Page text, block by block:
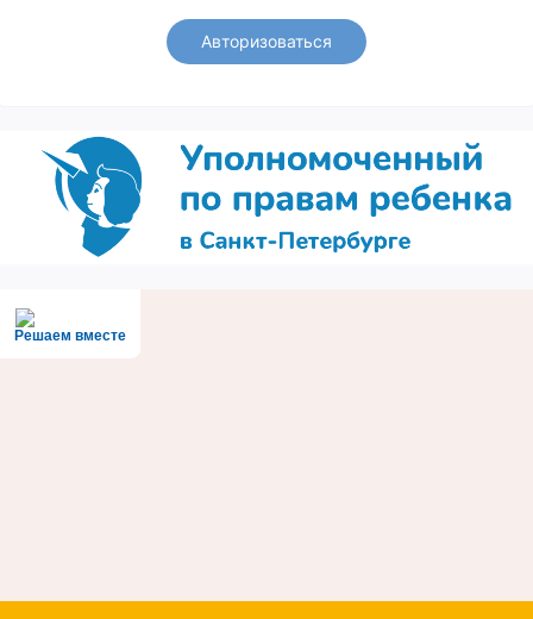
Авторизоваться
Решаем вместе